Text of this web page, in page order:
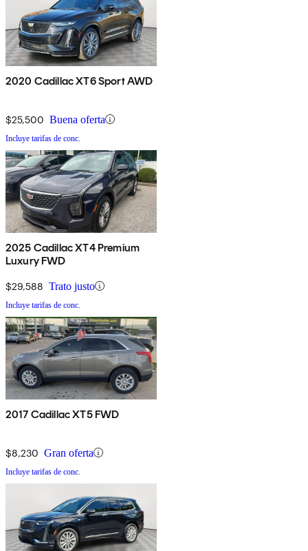
2020 Cadillac XT6 Sport AWD
$25,500 Buena oferta
Incluye tarifas de conc.
2025 Cadillac XT4 Premium
Luxury FWD
$29,588 Trato justo
Incluye tarifas de conc.
2017 Cadillac XT5 FWD
$8,230 Gran oferta
Incluye tarifas de conc.